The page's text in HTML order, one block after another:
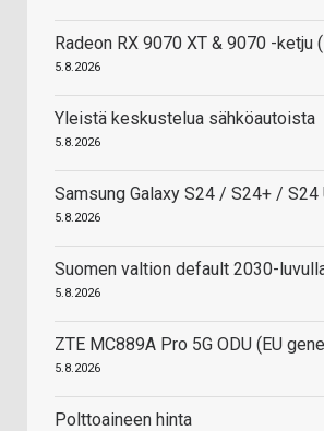
Radeon RX 9070 XT & 9070 -ketju
5.8.2026
Yleistä keskustelua sähköautoista
5.8.2026
Samsung Galaxy S24 / S24+ / S24
5.8.2026
Suomen valtion default 2030-
5.8.2026
ZTE MC889A Pro 5G ODU (EU
5.8.2026
Polttoaineen hinta